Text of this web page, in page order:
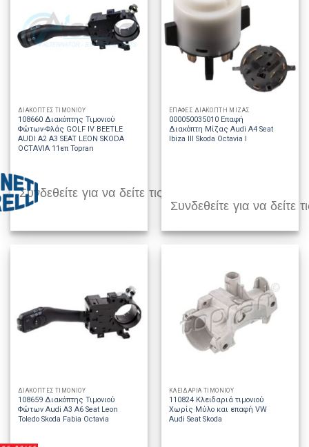
ΔΙΑΚΟΠΤΕΣ ΤΙΜΟΝΙΟΥ
108660 Διακόπτης Τιμονιού
Φώτων-Φλάς GOLF IV BEETLE
AUDI A2 A3 SEAT LEON SKODA
OCTAVIA 11επ Topran
Συνδεθείτε για να δείτε τις τιμές
ΕΠΑΦΕΣ ΔΙΑΚΟΠΤΗ ΜΙΖΑΣ
000050035010 Επαφή
Διακόπτη Μίζας Audi A4 Seat
Ibiza III Skoda Octavia I
Συνδεθείτε για να δείτε
ΔΙΑΚΟΠΤΕΣ ΤΙΜΟΝΙΟΥ
108659 Διακόπτης Τιμονιού
Φώτων Audi A3 A6 Seat Leon
Toledo Skoda Fabia Octavia
ΚΛΕΙΔΑΡΙΑ ΤΙΜΟΝΙΟΥ
110824 Κλειδαριά τιμονιού
Χωρίς Μύλο και επαφή VW
Audi Seat Skoda